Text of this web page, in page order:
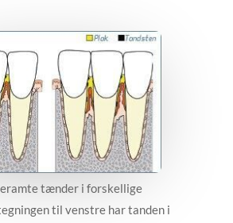
tænder i forskellige
til venstre har tanden i